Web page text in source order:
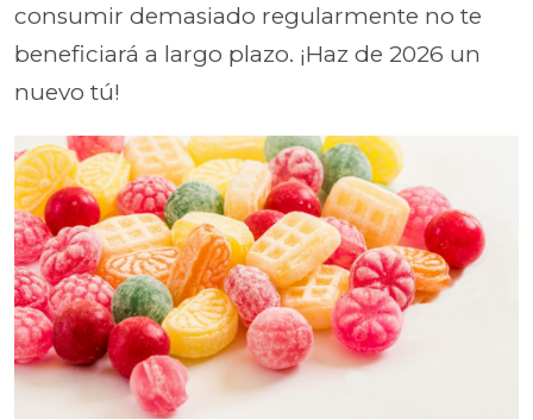
consumir demasiado regularmente no te
beneficiará a largo plazo. ¡Haz de 2026 un
nuevo tú!